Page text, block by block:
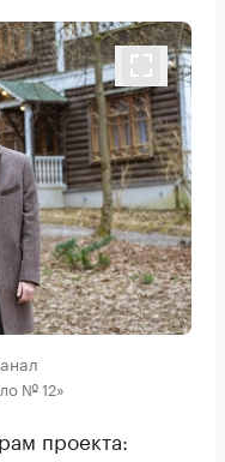
№ 12»
проекта: